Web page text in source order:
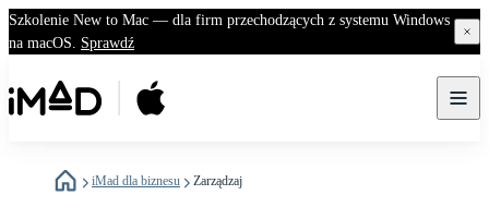
Szkolenie New to Mac — dla firm przechodzących z systemu Windows
na macOS. Sprawdź
wynajmij
Odsprzedaj
iMad dla biznesu Zarządzaj